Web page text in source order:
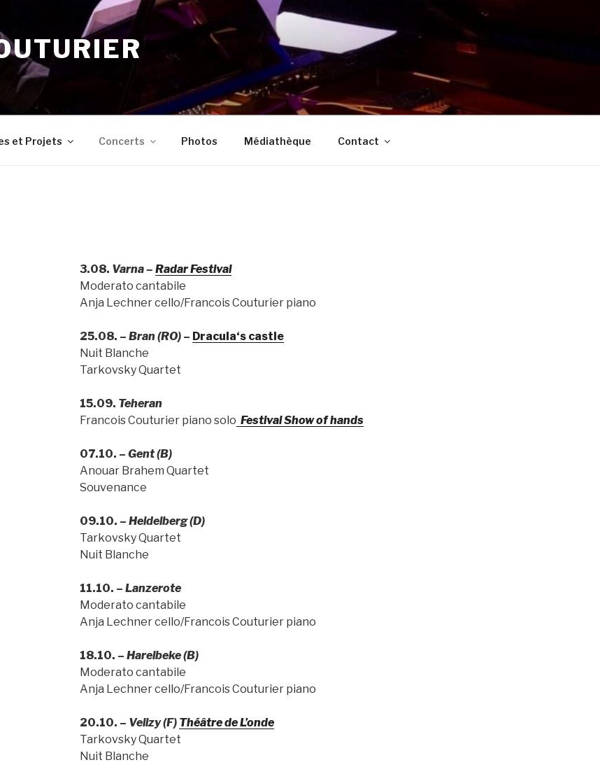
et Projets Concerts Photos Médiathèque Contact
3.08. Varna – Radar Festival
Moderato cantabile
Anja Lechner cello/Francois Couturier piano
25.08. – Bran (RO)– Dracula‘s castle
Nuit Blanche
Tarkovsky Quartet
15.09. Teheran
Francois Couturier piano solo Festival Show of hands
07.10. – Gent (B)
Anouar Brahem Quartet
Souvenance
09.10. – Heidelberg (D)
Tarkovsky Quartet
Nuit Blanche
11.10. – Lanzerote
Moderato cantabile
Anja Lechner cello/Francois Couturier piano
18.10. – Harelbeke (B)
Moderato cantabile
Anja Lechner cello/Francois Couturier piano
20.10. – Velizy (F) Théâtre de L’onde
Tarkovsky Quartet
Nuit Blanche